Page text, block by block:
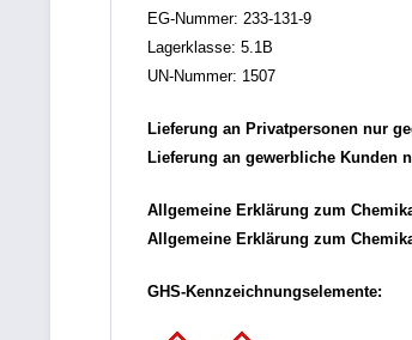
EG-Nummer: 233-131-9
Lagerklasse: 5.1B
UN-Nummer: 1507
Lieferung an Privatpersonen nur
Lieferung an gewerbliche Kunden
Allgemeine Erklärung zum
Allgemeine Erklärung zum
GHS-Kennzeichnungselemente: